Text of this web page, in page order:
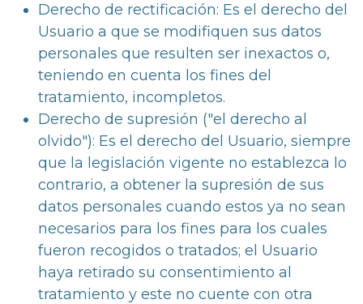
Derecho de rectificación: Es el derecho del
Usuario a que se modifiquen sus datos
personales que resulten ser inexactos o,
teniendo en cuenta los fines del
tratamiento, incompletos.
Derecho de supresión ("el derecho al
olvido"): Es el derecho del Usuario, siempre
que la legislación vigente no establezca lo
contrario, a obtener la supresión de sus
datos personales cuando estos ya no sean
necesarios para los fines para los cuales
fueron recogidos o tratados; el Usuario
haya retirado su consentimiento al
tratamiento y este no cuente con otra